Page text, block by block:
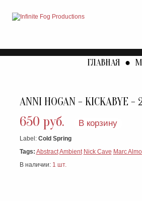
ГЛАВНАЯ ●
ANNI HOGAN - KICKABYE -
650 руб. В корзину
Label: Cold Spring
Tags: AbstractAmbient Nick Cave Marc
В наличии: 1 шт.